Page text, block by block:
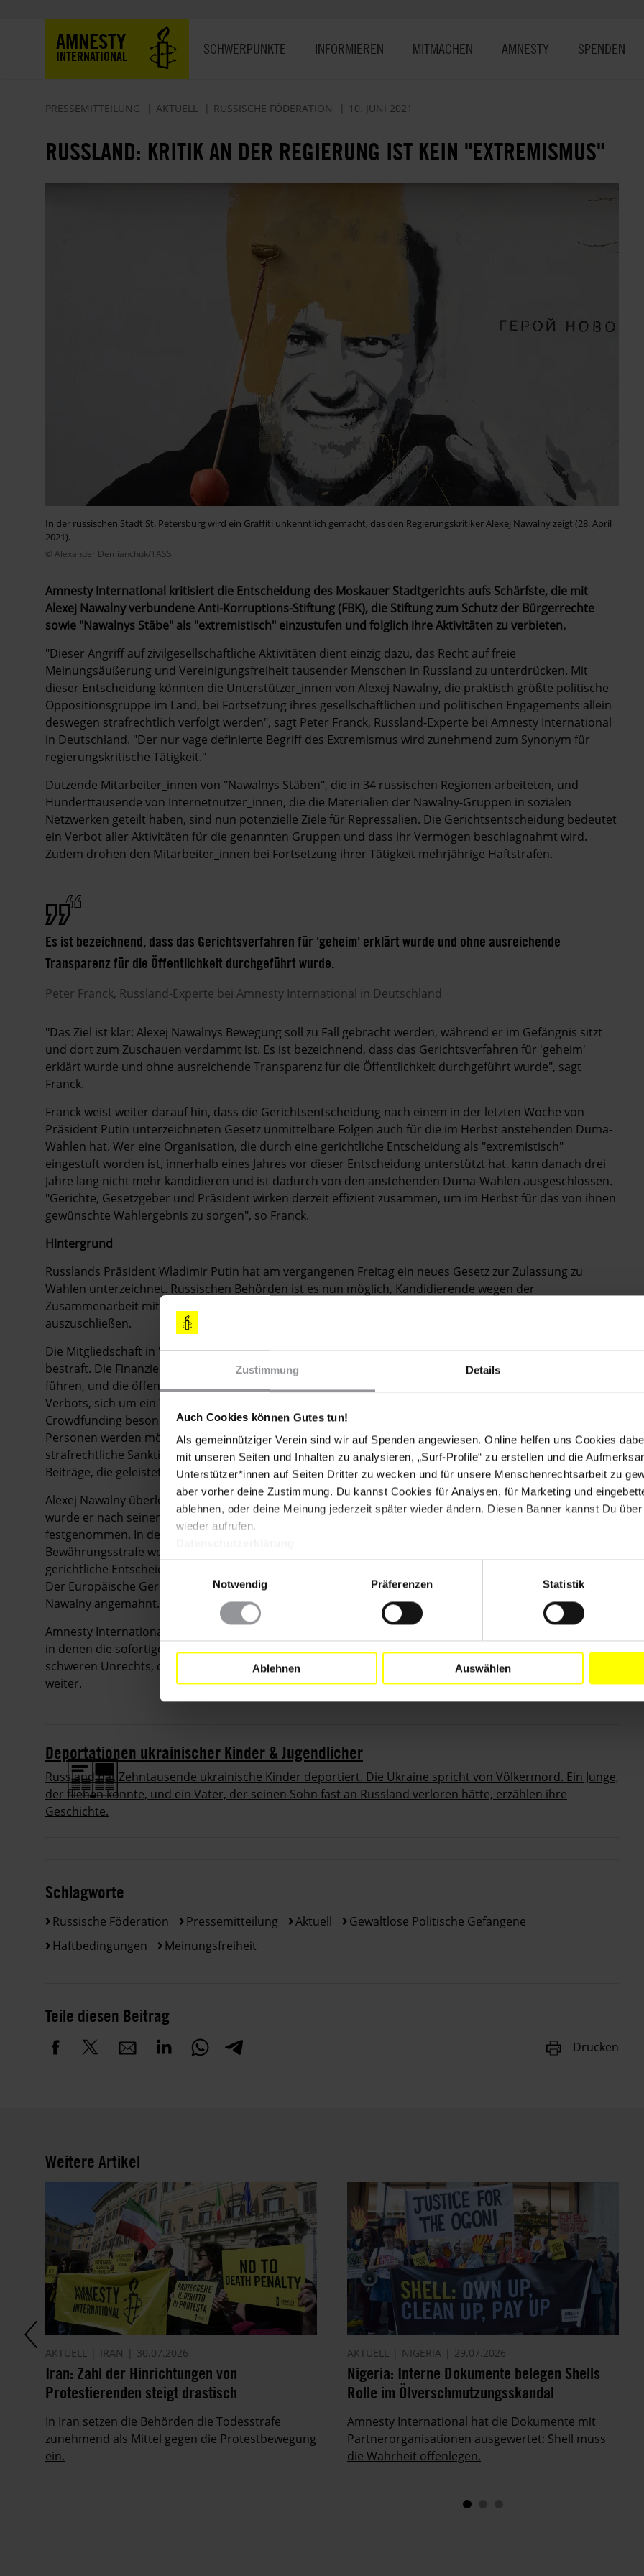
Zustimmung Details
Auch Cookies können Gutes tun!
Als gemeinnütziger Verein sind wir auf Spenden angewiesen. Online helfen uns Cookies
mit unseren Seiten und Inhalten zu analysieren, „Surf-Profile“ zu erstellen und die
Unterstützer*innen auf Seiten Dritter zu wecken und für unsere Menschenrechtsarbeit zu
aber vorher deine Zustimmung. Du kannst Cookies für Analysen, für Marketing und
ablehnen, oder deine Meinung jederzeit später wieder ändern. Diesen Banner kannst Du
wieder aufrufen.
Einwilligungsauswahl
Notwendig
Präferenzen Statistik
Ablehnen Auswählen
AMNESTY
INTERNATIONAL SCHWERPUNKTE INFORMIEREN MITMACHEN AMNESTY SPENDEN
PRESSEMITTEILUNG AKTUELL RUSSISCHE FÖDERATION 10. JUNI 2021
RUSSLAND: KRITIK AN DER REGIERUNG IST KEIN "EXTREMISMUS"
In der russischen Stadt St. Petersburg wird ein Graffiti unkenntlich gemacht, das den Regierungskritiker Alexej Nawalny zeigt (28. April
2021).
© Alexander Demianchuk/TASS
Amnesty International kritisiert die Entscheidung des Moskauer Stadtgerichts aufs Schärfste, die mit
Alexej Nawalny verbundene Anti-Korruptions-Stiftung (FBK), die Stiftung zum Schutz der Bürgerrechte
sowie "Nawalnys Stäbe" als "extremistisch" einzustufen und folglich ihre Aktivitäten zu verbieten.
"Dieser Angriff auf zivilgesellschaftliche Aktivitäten dient einzig dazu, das Recht auf freie
Meinungsäußerung und Vereinigungsfreiheit tausender Menschen in Russland zu unterdrücken. Mit
dieser Entscheidung könnten die Unterstützer_innen von Alexej Nawalny, die praktisch größte politische
Oppositionsgruppe im Land, bei Fortsetzung ihres gesellschaftlichen und politischen Engagements allein
deswegen strafrechtlich verfolgt werden", sagt Peter Franck, Russland-Experte bei Amnesty International
in Deutschland. "Der nur vage definierte Begriff des Extremismus wird zunehmend zum Synonym für
regierungskritische Tätigkeit."
Dutzende Mitarbeiter_innen von "Nawalnys Stäben", die in 34 russischen Regionen arbeiteten, und
Hunderttausende von Internetnutzer_innen, die die Materialien der Nawalny-Gruppen in sozialen
Netzwerken geteilt haben, sind nun potenzielle Ziele für Repressalien. Die Gerichtsentscheidung bedeutet
ein Verbot aller Aktivitäten für die genannten Gruppen und dass ihr Vermögen beschlagnahmt wird.
Zudem drohen den Mitarbeiter_innen bei Fortsetzung ihrer Tätigkeit mehrjährige Haftstrafen.
Es ist bezeichnend, dass das Gerichtsverfahren für 'geheim' erklärt wurde und ohne ausreichende
Transparenz für die Öffentlichkeit durchgeführt wurde.
Peter Franck Russland-Experte bei Amnesty International in Deutschland
"Das Ziel ist klar: Alexej Nawalnys Bewegung soll zu Fall gebracht werden, während er im Gefängnis sitzt
und dort zum Zuschauen verdammt ist. Es ist bezeichnend, dass das Gerichtsverfahren für 'geheim'
erklärt wurde und ohne ausreichende Transparenz für die Öffentlichkeit durchgeführt wurde", sagt
Franck.
Franck weist weiter darauf hin, dass die Gerichtsentscheidung nach einem in der letzten Woche von
Präsident Putin unterzeichneten Gesetz unmittelbare Folgen auch für die im Herbst anstehenden Duma-
Wahlen hat. Wer eine Organisation, die durch eine gerichtliche Entscheidung als "extremistisch"
eingestuft worden ist, innerhalb eines Jahres vor dieser Entscheidung unterstützt hat, kann danach drei
Jahre lang nicht mehr kandidieren und ist dadurch von den anstehenden Duma-Wahlen ausgeschlossen.
"Gerichte, Gesetzgeber und Präsident wirken derzeit effizient zusammen, um im Herbst für das von ihnen
gewünschte Wahlergebnis zu sorgen", so Franck.
Hintergrund
Russlands Präsident Wladimir Putin hat am vergangenen Freitag ein neues Gesetz zur Zulassung zu
Wahlen unterzeichnet. Russischen Behörden ist es nun möglich, Kandidierende wegen der
Zusammenarbeit mit "extremistischen und terroristischen" Organisationen von allen Wahlen
auszuschließen.
Die Mitgliedschaft in "extremistischen" Organisationen wird mit einer Freiheitsstrafe von bis zu 12 Jahren
bestraft. Die Finanzierung solcher Organisationen kann zu einer Freiheitsstrafe von bis zu 10 Jahren
führen, und die öffentliche Verwendung ihrer Symbole und Logos birgt das Risiko eines einjährigen
Verbots, sich um ein Wahlamt zu bewerben. Die Anti-Korruptions-Stiftung war in Russland beim
Crowdfunding besonders erfolgreich und hat Zehntausende von Spender_innen gewonnen. Alle diese
Personen werden möglicherweise strafrechtlich verfolgt, und es gab Fälle in Russland, in denen
strafrechtliche Sanktionen, einschließlich Haftstrafen, rückwirkend verhängt wurden – für finanzielle
Beiträge, die geleistet wurden, bevor eine Gruppe als "extremistisch" eingestuft wurde.
Alexej Nawalny überlebte nur knapp eine Vergiftung vom 20. August 2020 in Russland. Am 17. Januar
wurde er nach seiner Rückkehr aus Deutschland, wo er behandelt worden war und sich erholt hatte,
festgenommen. In der Folge wurde eine bereits verhängte, aber zur Bewährung ausgesetzte,
Bewährungsstrafe wegen angeblichen Verstoßes gegen die Bewährungsauflagen vollstreckt. Die
gerichtliche Entscheidung vom 2. Februar 2021 ist nach Ansicht von Amnesty International rechtswidrig.
Der Europäische Gerichtshof für Menschenrechte hatte am 16. Februar die sofortige Freilassung von
Nawalny angemahnt.
Amnesty International hatte im Februar 200.000 Unterschriften an die russischen Behörden übergeben,
in denen die sofortige Freilassung Nawalnys gefordert wird. Die Amnesty-Kampagne zur Beendigung des
schweren Unrechts, das Nawalny und vielen anderen in Russland angetan wurde und wird, geht seither
weiter.
Deportationen ukrainischer Kinder & Jugendlicher
Russland hat Zehntausende ukrainische Kinder deportiert. Die Ukraine spricht von Völkermord. Ein Junge,
der fliehen konnte, und ein Vater, der seinen Sohn fast an Russland verloren hätte, erzählen ihre
Geschichte.
Schlagworte
Russische Föderation Pressemitteilung Aktuell
Gewaltlose Politische Gefangene
Haftbedingungen
Meinungsfreiheit
Teile diesen Beitrag
Drucken
Weitere Artikel
AKTUELL IRAN 30.07.2026
Iran: Zahl der Hinrichtungen von
Protestierenden steigt drastisch
In Iran setzen die Behörden die Todesstrafe
zunehmend als Mittel gegen die Protestbewegung
ein.
AKTUELL NIGERIA 29.07.2026
Nigeria: Interne Dokumente belegen Shells
Rolle im Ölverschmutzungsskandal
Amnesty International hat die Dokumente mit
Partnerorganisationen ausgewertet: Shell muss
die Wahrheit offenlegen.